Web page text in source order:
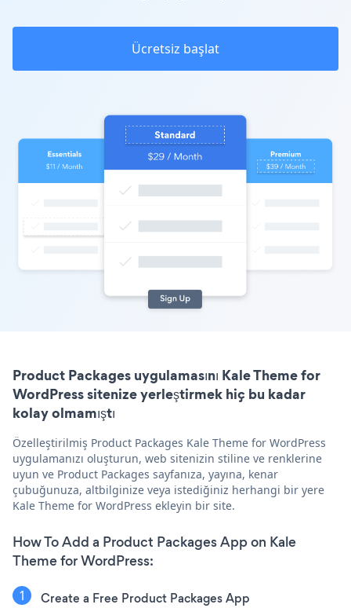
Ücretsiz başlat
Product Packages uygulamasını Kale Theme for
WordPress sitenize yerleştirmek hiç bu kadar
kolay olmamıştı
Özelleştirilmiş Product Packages Kale Theme for WordPress
uygulamanızı oluşturun, web sitenizin stiline ve renklerine
uyun ve Product Packages sayfanıza, yayına, kenar
çubuğunuza, altbilginize veya istediğiniz herhangi bir yere
Kale Theme for WordPress ekleyin bir site.
How To Add a Product Packages App on Kale
Theme for WordPress:
Create a Free Product Packages App